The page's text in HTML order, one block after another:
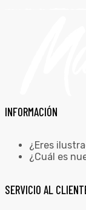
INFORMACIÓN
¿Eres
¿Cuál es
SERVICIO AL